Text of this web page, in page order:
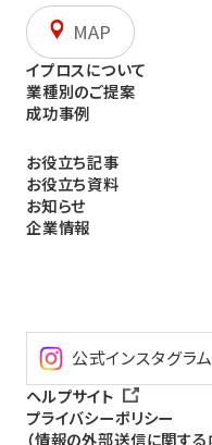
MAP
イプロスについて
業種別のご提案
成功事例
お役立ち記事
お役立ち資料
お知らせ
企業情報
公式インスタグラム
ヘルプサイト
プライバシーポリシー
（情報の外部送信に関する